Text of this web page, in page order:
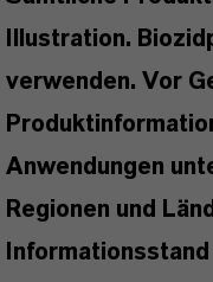
Illustration.
verwenden. Vor
Anwendungen
Regionen und